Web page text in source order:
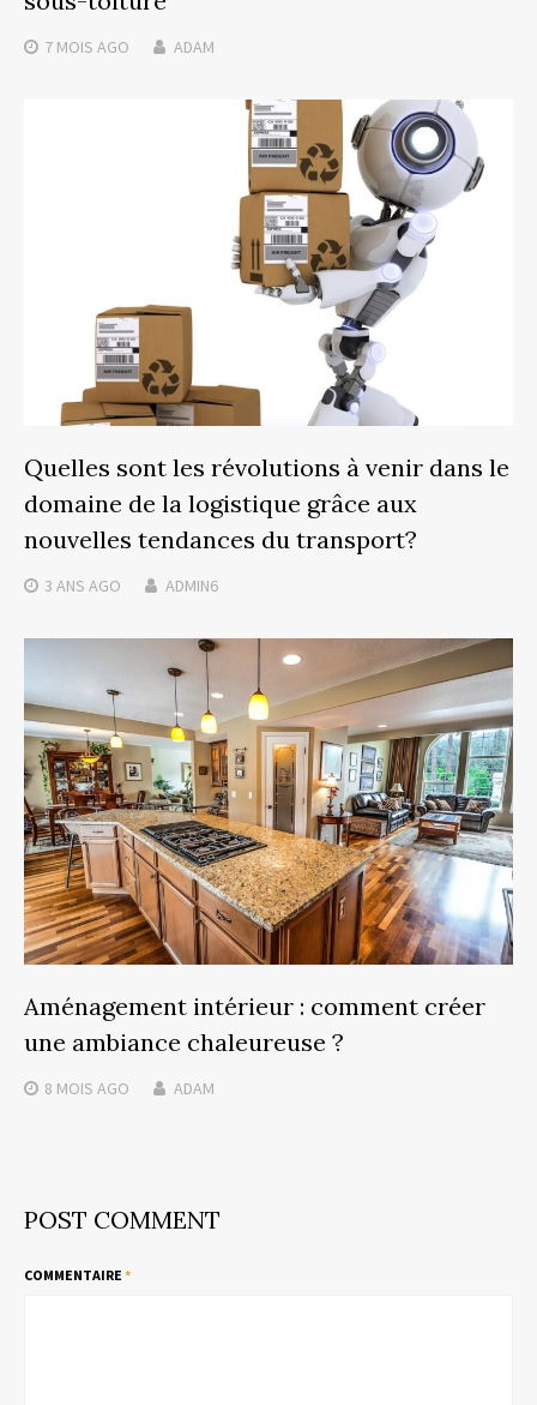
7 MOIS AGO ADAM
Quelles sont les révolutions à venir dans le
domaine de la logistique grâce aux
nouvelles tendances du transport?
3 ANS AGO ADMIN6
Aménagement intérieur : comment créer
une ambiance chaleureuse ?
8 MOIS AGO ADAM
POST COMMENT
COMMENTAIRE *